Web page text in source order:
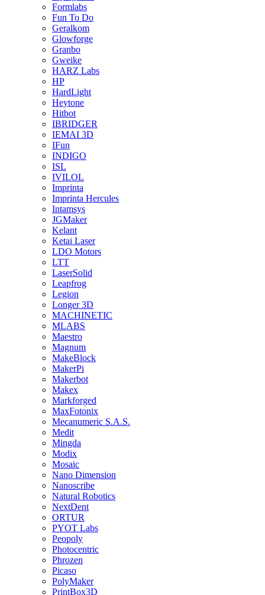
Formlabs
Fun To Do
Geralkom
Glowforge
Granbo
Gweike
HARZ Labs
HP
HardLight
Heytone
Hitbot
IBRIDGER
IEMAI 3D
IFun
INDIGO
ISL
IVILOL
Imprinta
Imprinta Hercules
Intamsys
JGMaker
Kelant
Ketai Laser
LDO Motors
LTT
LaserSolid
Leapfrog
Legion
Longer 3D
MACHINETIC
MLABS
Maestro
Magnum
MakeBlock
MakerPi
Makerbot
Makex
Markforged
MaxFotonix
Mecanumeric S.A.S.
Medit
Mingda
Modix
Mosaic
Nano Dimension
Nanoscribe
Natural Robotics
NextDent
ORTUR
PYOT Labs
Peopoly
Photocentric
Phrozen
Picaso
PolyMaker
PrintBox3D